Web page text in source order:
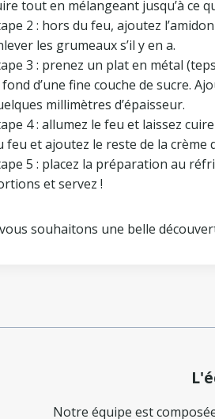
tout en mélangeant jusqu’à ce
2 : hors du feu, ajoutez
les grumeaux s’il y en a.
3 : prenez un plat en métal
fond d’une fine couche de sucre.
millimètres d’épaisseur.
4 : allumez le feu et laissez
feu et ajoutez le reste de la
5 : placez la préparation au
et servez !
souhaitons une belle
Notre équipe est